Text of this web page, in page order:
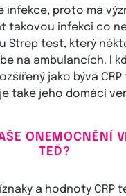
infekce, proto má
takovou infekci co
Strep test, který
na ambulancích. I
jako bývá CRP
také jeho domácí
ONEMOCNĚNÍ
TEĎ?
a hodnoty CRP